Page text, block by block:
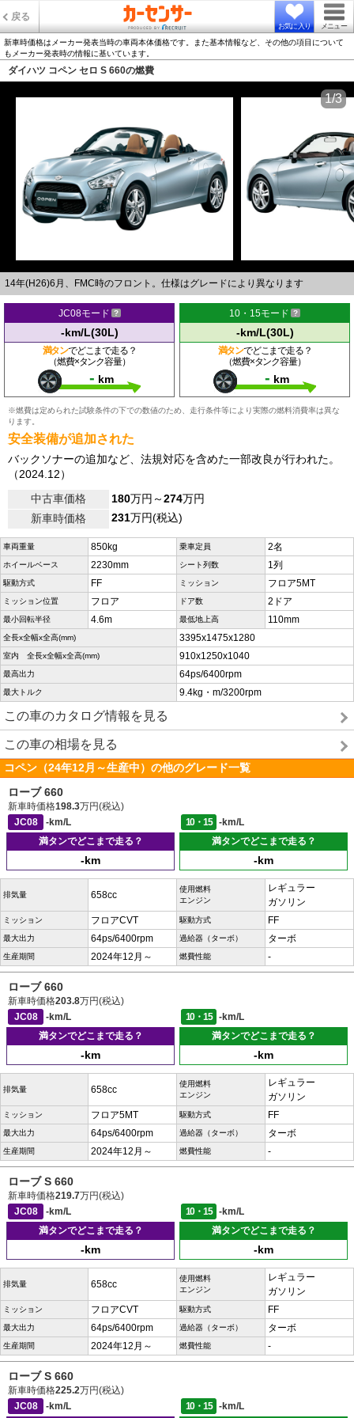
戻る
お気に入り メニュー
新車時価格はメーカー発表当時の車両本体価格です。また基本情報など、その他の項目について
もメーカー発表時の情報に基いています。
ダイハツ コペン セロ S 660の燃費
14年(H26)6月、FMC時のフロント。仕様はグレードにより異なります
1/3
JC08モード
-km/L(30L)
満タンでどこまで走る？
（燃費×タンク容量）
- km
10・15モード
-km/L(30L)
満タンでどこまで走る？
（燃費×タンク容量）
- km
※燃費は定められた試験条件の下での数値のため、走行条件等により実際の燃料消費率は異な
ります。
安全装備が追加された
バックソナーの追加など、法規対応を含めた一部改良が行われた。
（2024.12）
中古車価格
180万円～274万円
新車時価格
231万円(税込)
車両重量 850kg 乗車定員 2名
ホイールベース 2230mm シート列数 1列
駆動方式 FF ミッション フロア5MT
ミッション位置 フロア ドア数 2ドア
最小回転半径 4.6m 最低地上高 110mm
全長x全幅x全高(mm) 3395x1475x1280
室内 全長x全幅x全高(mm) 910x1250x1040
最高出力 64ps/6400rpm
最大トルク 9.4kg・m/3200rpm
この車のカタログ情報を見る
この車の相場を見る
コペン（24年12月～生産中）の他のグレード一覧
ローブ 660
新車時価格198.3万円(税込)
JC08
-km/L 10・15
-km/L
満タンでどこまで走る？
-km
満タンでどこまで走る？
-km
排気量 658cc
使用燃料
エンジン
レギュラー
ガソリン
ミッション フロアCVT 駆動方式 FF
最大出力 64ps/6400rpm 過給器（ターボ） ターボ
生産期間 2024年12月～ 燃費性能 -
ローブ 660
新車時価格203.8万円(税込)
JC08
-km/L 10・15
-km/L
満タンでどこまで走る？
-km
満タンでどこまで走る？
-km
排気量 658cc
使用燃料
エンジン
レギュラー
ガソリン
ミッション フロア5MT 駆動方式 FF
最大出力 64ps/6400rpm 過給器（ターボ） ターボ
生産期間 2024年12月～ 燃費性能 -
ローブ S 660
新車時価格219.7万円(税込)
JC08
-km/L 10・15
-km/L
満タンでどこまで走る？
-km
満タンでどこまで走る？
-km
排気量 658cc
使用燃料
エンジン
レギュラー
ガソリン
ミッション フロアCVT 駆動方式 FF
最大出力 64ps/6400rpm 過給器（ターボ） ターボ
生産期間 2024年12月～ 燃費性能 -
ローブ S 660
新車時価格225.2万円(税込)
JC08
-km/L 10・15 -km/L